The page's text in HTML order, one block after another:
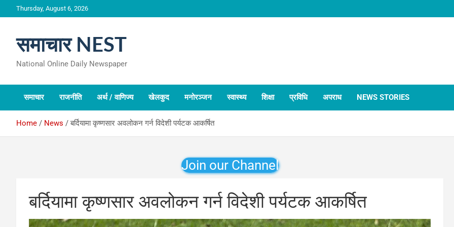
to
Thursday, August 6, 2026
समाचार NEST
National Online Daily Newspaper
समाचार राजनीति अर्थ / वाणिज्य खेलकुद मनोरञ्जन स्वास्थ्य शिक्षा प्रविधि अपराध NEWS STORIES
Home News बर्दियामा कृष्णसार अवलोकन गर्न विदेशी पर्यटक आकर्षित
Join our Channel
बर्दियामा कृष्णसार अवलोकन गर्न विदेशी पर्यटक आकर्षित